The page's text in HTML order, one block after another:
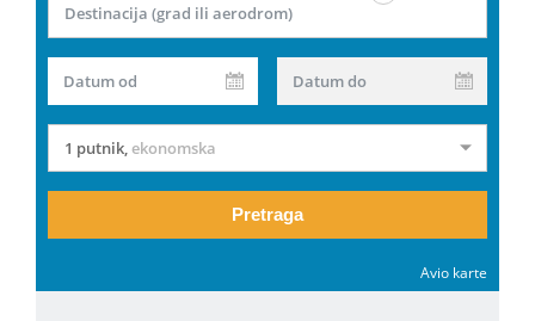
Destinacija (grad ili aerodrom)
Datum od Datum do
1 putnik,ekonomska
Pretraga
Avio karte